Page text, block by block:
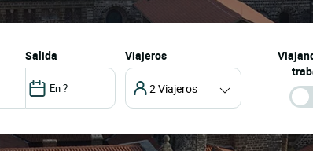
salida Viajeros
2 Viajeros